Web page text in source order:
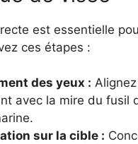
est essentielle
ces étapes :
des yeux :
avec la mire du fusil
sur la cible :